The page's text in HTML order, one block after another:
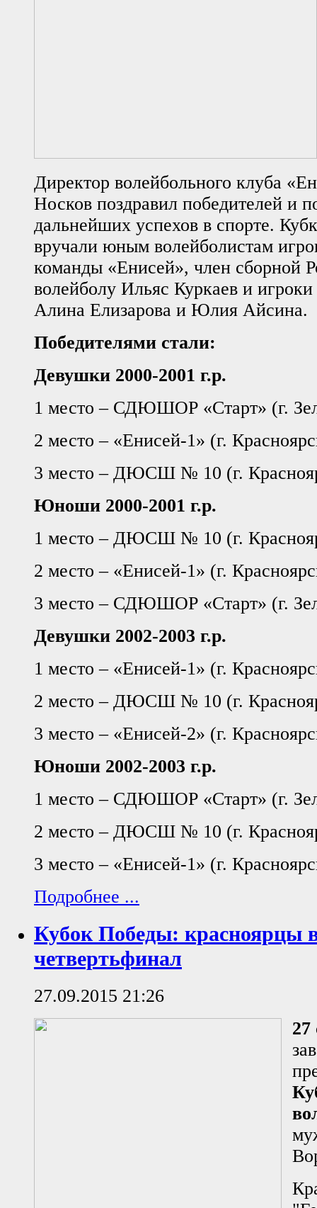
Директор волейбольного клуба
Носков поздравил победителей и
дальнейших успехов в спорте.
вручали юным волейболистам
команды «Енисей», член сборной
волейболу Ильяс Куркаев и
Алина Елизарова и Юлия Айсина.
Победителями стали:
Девушки 2000-2001 г.р.
1 место – СДЮШОР «Старт» (г.
2 место – «Енисей-1» (г.
3 место – ДЮСШ № 10 (г.
Юноши 2000-2001 г.р.
1 место – ДЮСШ № 10 (г.
2 место – «Енисей-1» (г.
3 место – СДЮШОР «Старт» (г.
Девушки 2002-2003 г.р.
1 место – «Енисей-1» (г.
2 место – ДЮСШ № 10 (г.
3 место – «Енисей-2» (г.
Юноши 2002-2003 г.р.
1 место – СДЮШОР «Старт» (г.
2 место – ДЮСШ № 10 (г.
3 место – «Енисей-1» (г.
Подробнее ...
Кубок Победы: красноярцы
четвертьфинал
27.09.2015 21:26
27